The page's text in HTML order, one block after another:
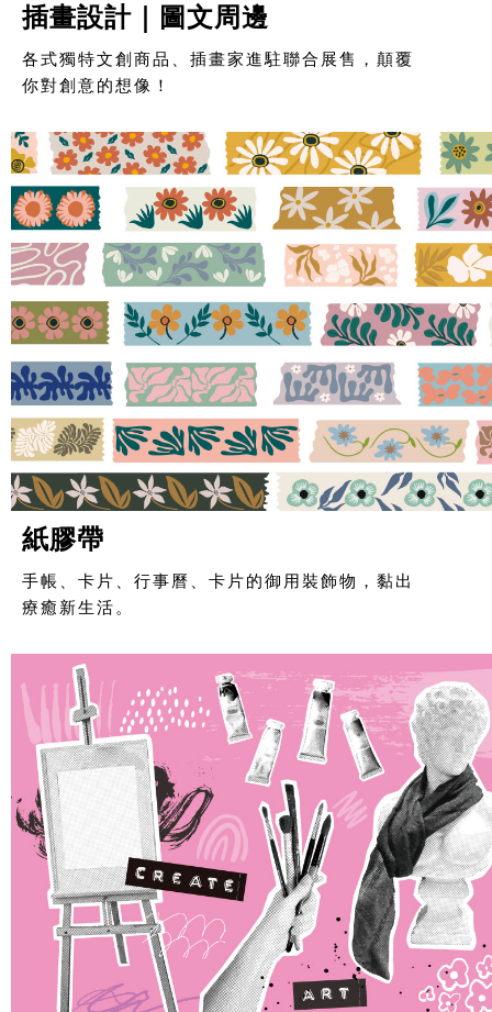
插畫設計｜圖文周邊
各式獨特文創商品、插畫家進駐聯合展售，顛覆
你對創意的想像！
紙膠帶
手帳、卡片、行事曆、卡片的御用裝飾物，黏出
療癒新生活。